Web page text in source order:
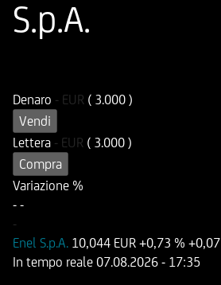
S.p.A.
Denaro - EUR ( 3.000 )
Vendi
Lettera - EUR ( 3.000 )
Compra
Variazione %
- -
-
Enel S.p.A. 10,044 EUR +0,73 % +0,07
In tempo reale 07.08.2026 - 17:35